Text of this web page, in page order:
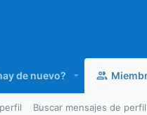
de nuevo?
Buscar mensajes de perfil